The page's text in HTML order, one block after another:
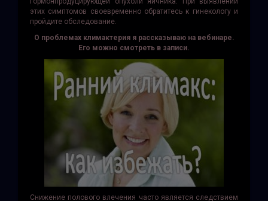
этих симптомов своевременно обратитесь к гинекологу и
пройдите обследование.
О проблемах климактерия я рассказываю на вебинаре.
Его можно смотреть в записи.
Снижение полового влечения часто является следствием